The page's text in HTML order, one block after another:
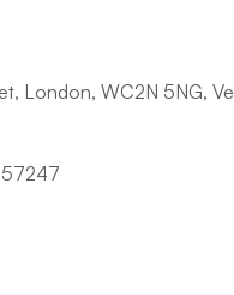
London, WC2N 5NG,